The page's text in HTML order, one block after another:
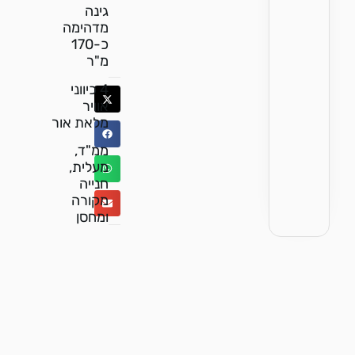
גינה
מדהימה
כ-170
מ"ר
4 כיווני
אוויר
מלאת אור
ממ"ד,
מעלית,
חנייה
מקורה
ומחסן